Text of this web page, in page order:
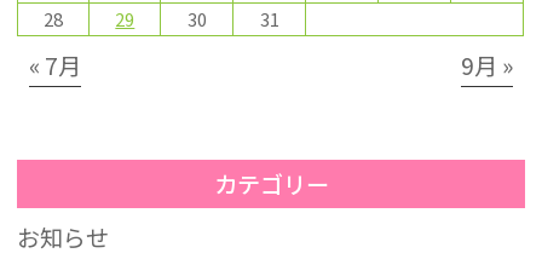
28
29 30 31
« 7月 9月 »
カテゴリー
お知らせ